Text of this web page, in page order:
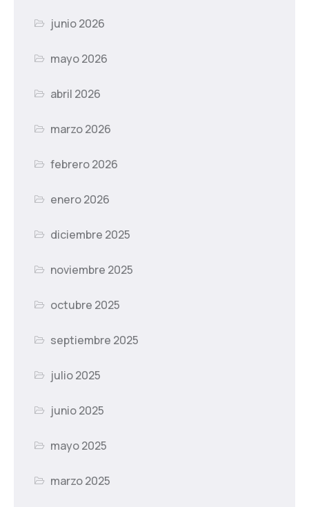
junio 2026
mayo 2026
abril 2026
marzo 2026
febrero 2026
enero 2026
diciembre 2025
noviembre 2025
octubre 2025
septiembre 2025
julio 2025
junio 2025
mayo 2025
marzo 2025